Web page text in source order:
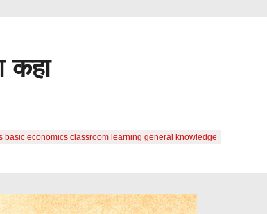
कहा
basic economics classroom learning general knowledge